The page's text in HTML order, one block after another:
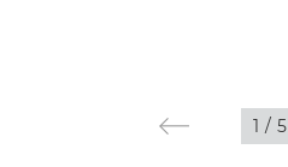
1 / 5